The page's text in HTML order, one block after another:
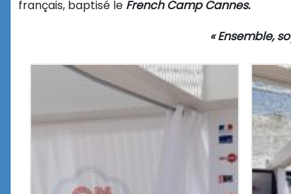
français, baptisé le French Camp Cannes.
« Ensemble,